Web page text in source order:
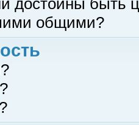
достойны быть
общими?